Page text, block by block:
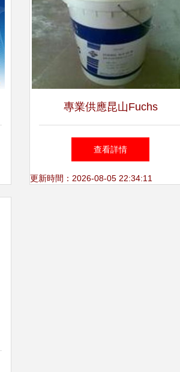
專業供應昆山Fuchs
RENOLIT LX2/LX1潤滑脂 |
福斯16kg規格 廠家直供 現貨
查看詳情
更新時間：2026-08-05 22:34:11